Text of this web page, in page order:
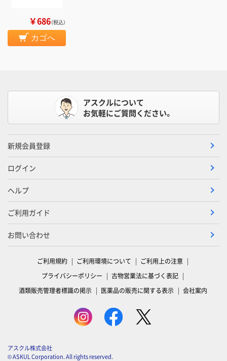
￥686（税込）
カゴへ
アスクルについて
お気軽にご質問ください。
新規会員登録
ログイン
ヘルプ
ご利用ガイド
お問い合わせ
ご利用規約 ご利用環境について
ご利用上の注意
プライバシーポリシー
古物営業法に基づく表記
酒類販売管理者標識の掲示
医薬品の販売に関する表示 会社案内
アスクル株式会社
© ASKUL Corporation. All rights reserved.